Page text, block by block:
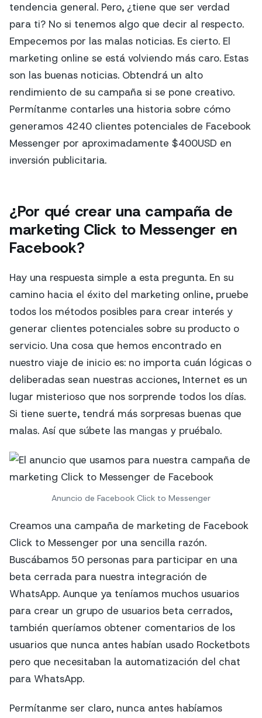
tendencia general. Pero, ¿tiene que ser verdad
para ti? No si tenemos algo que decir al respecto.
Empecemos por las malas noticias. Es cierto. El
marketing online se está volviendo más caro. Estas
son las buenas noticias. Obtendrá un alto
rendimiento de su campaña si se pone creativo.
Permítanme contarles una historia sobre cómo
generamos 4240 clientes potenciales de Facebook
Messenger por aproximadamente $400USD en
inversión publicitaria.
¿Por qué crear una campaña de
marketing Click to Messenger en
Facebook?
Hay una respuesta simple a esta pregunta. En su
camino hacia el éxito del marketing online, pruebe
todos los métodos posibles para crear interés y
generar clientes potenciales sobre su producto o
servicio. Una cosa que hemos encontrado en
nuestro viaje de inicio es: no importa cuán lógicas o
deliberadas sean nuestras acciones, Internet es un
lugar misterioso que nos sorprende todos los días.
Si tiene suerte, tendrá más sorpresas buenas que
malas. Así que súbete las mangas y pruébalo.
Anuncio de Facebook Click to Messenger
Creamos una campaña de marketing de Facebook
Click to Messenger por una sencilla razón.
Buscábamos 50 personas para participar en una
beta cerrada para nuestra integración de
WhatsApp. Aunque ya teníamos muchos usuarios
para crear un grupo de usuarios beta cerrados,
también queríamos obtener comentarios de los
usuarios que nunca antes habían usado Rocketbots
pero que necesitaban la automatización del chat
para WhatsApp.
Permítanme ser claro, nunca antes habíamos